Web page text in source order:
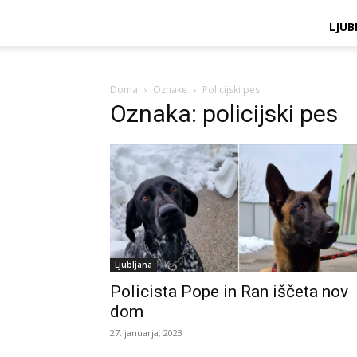
Doma Oznake Policijski pes
Oznaka: policijski pes
Ljubljana
Policista Pope in Ran iščeta nov
dom
27. januarja, 2023